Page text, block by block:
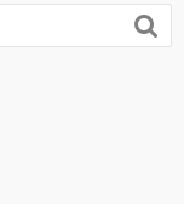
